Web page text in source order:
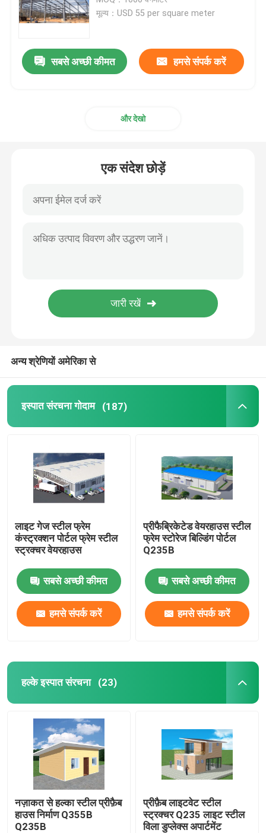
इस्पात संरचना मंच
स्टील स्ट्रक्चर ब्रिज
वेनलो ग्लास ग्रीनहाउस
मूल्य：USD 55 per square meter
सबसे अच्छी कीमत हमसे संपर्क करें
और देखो
एक संदेश छोड़ें
अन्य श्रेणियों अमेरिका से
इस्पात संरचना गोदाम (187)
लाइट गेज स्टील फ्रेम
कंस्ट्रक्शन पोर्टल फ्रेम स्टील
स्ट्रक्चर वेयरहाउस
सबसे अच्छी कीमत
हमसे संपर्क करें
प्रीफैब्रिकेटेड वेयरहाउस स्टील
फ्रेम स्टोरेज बिल्डिंग पोर्टल
Q235B
सबसे अच्छी कीमत
हमसे संपर्क करें
हल्के इस्पात संरचना (23)
नज़ाकत से हल्का स्टील प्रीफ़ैब
हाउस निर्माण Q355B
Q235B
प्रीफ़ैब लाइटवेट स्टील
स्ट्रक्चर Q235 लाइट स्टील
विला डुप्लेक्स अपार्टमेंट